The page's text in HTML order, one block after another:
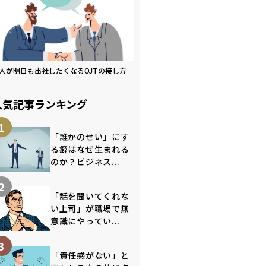
が明日も出社したくなるOJTの接し方
記事ランキング
「誰かのせい」にす
る癖はなぜ生まれる
のか？ビジネス...
「話を聞いてくれな
い上司」が職場で無
意識にやってい...
「責任感がない」と